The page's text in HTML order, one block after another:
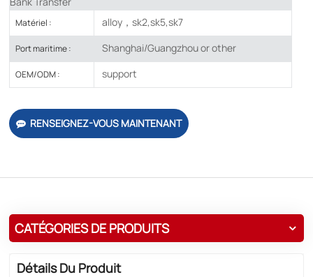
Matériel : alloy，sk2,sk5,sk7
Port maritime : Shanghai/Guangzhou or other
OEM/ODM : support
RENSEIGNEZ-VOUS MAINTENANT
CATÉGORIES DE PRODUITS
Détails Du Produit